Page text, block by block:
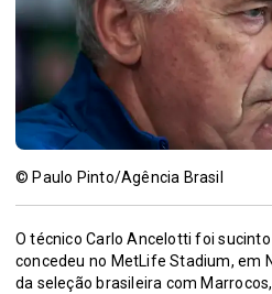
© Paulo Pinto/Agência Brasil
O técnico Carlo Ancelotti foi
concedeu no MetLife Stadium, em
da seleção brasileira com